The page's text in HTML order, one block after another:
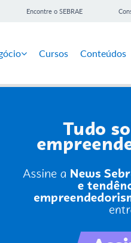
Encontre o SEBRAE
Cursos Conteúdos